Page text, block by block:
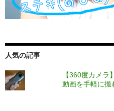
人気の記事
【360度カメラ
動画を手軽に撮